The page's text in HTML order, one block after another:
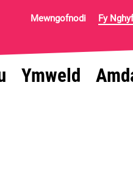
Ymweld
Mewngofnodi Fy